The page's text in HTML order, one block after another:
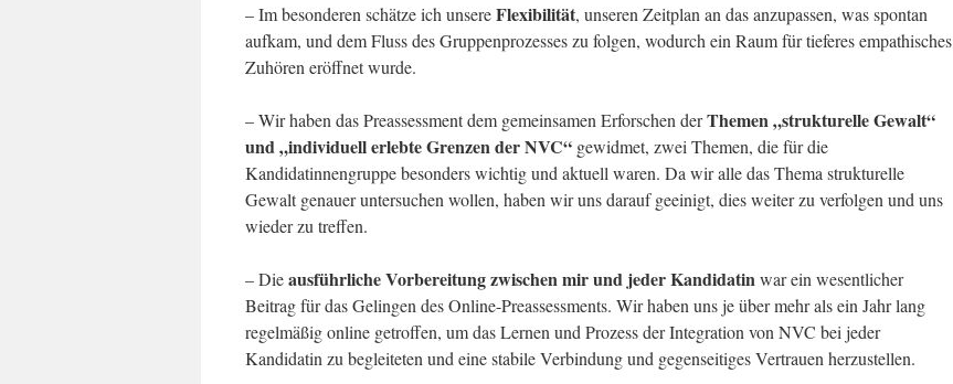
– Im besonderen schätze ich unsereFlexibilität, unseren Zeitplan an das anzupassen, was spontan
aufkam, und dem Fluss des Gruppenprozesses zu folgen, wodurch ein Raum für tieferes empathisches
Zuhören eröffnet wurde.
– Wir haben das Preassessment dem gemeinsamen Erforschen derThemen „strukturelle Gewalt“
und „individuell erlebte Grenzen der NVC“ gewidmet, zwei Themen, die für die
Kandidatinnengruppe besonders wichtig und aktuell waren. Da wir alle das Thema strukturelle
Gewalt genauer untersuchen wollen, haben wir uns darauf geeinigt, dies weiter zu verfolgen und uns
wieder zu treffen.
– Dieausführliche Vorbereitung zwischen mir und jeder Kandidatinwar ein wesentlicher
Beitrag für das Gelingen des Online-Preassessments. Wir haben uns je über mehr als ein Jahr lang
regelmäßig online getroffen, um das Lernen und Prozess der Integration von NVC bei jeder
Kandidatin zu begleiteten und eine stabile Verbindung und gegenseitiges Vertrauen herzustellen.